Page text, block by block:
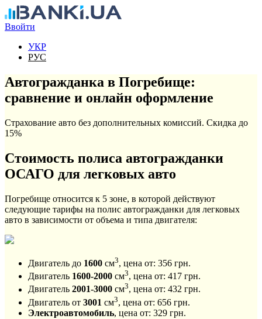
Перейти к основному содержанию
Ввойти
УКР
РУС
Автогражданка в Погребище:
сравнение и онлайн оформление
Страхование авто без дополнительных комиссий. Скидка до
15%
Стоимость полиса автогражданки
ОСАГО для легковых авто
Погребище относится к 5 зоне, в которой действуют
следующие тарифы на полис автогражданки для легковых
авто в зависимости от объема и типа двигателя:
Двигатель до 1600 см3, цена от: 356 грн.
Двигатель 1600-2000 см3, цена от: 417 грн.
Двигатель 2001-3000 см3, цена от: 432 грн.
Двигатель от 3001 см3, цена от: 656 грн.
Электроавтомобиль, цена от: 329 грн.